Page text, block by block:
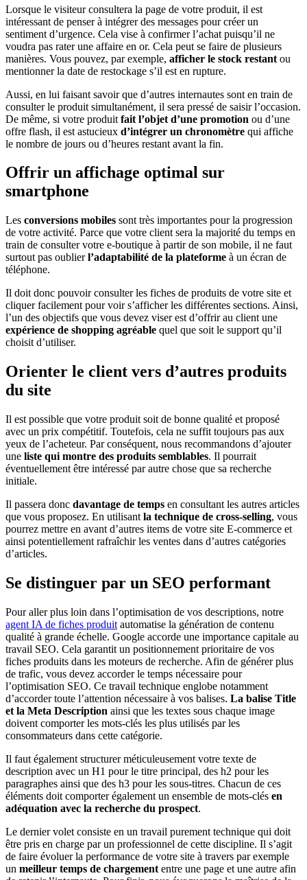
Lorsque le visiteur consultera la page de votre produit, il est
intéressant de penser à intégrer des messages pour créer un
sentiment d’urgence. Cela vise à confirmer l’achat puisqu’il ne
voudra pas rater une affaire en or. Cela peut se faire de plusieurs
manières. Vous pouvez, par exemple, afficher le stock restant ou
mentionner la date de restockage s’il est en rupture.
Aussi, en lui faisant savoir que d’autres internautes sont en train de
consulter le produit simultanément, il sera pressé de saisir l’occasion.
De même, si votre produit fait l’objet d’une promotion ou d’une
offre flash, il est astucieux d’intégrer un chronomètre qui affiche
le nombre de jours ou d’heures restant avant la fin.
Offrir un affichage optimal sur
smartphone
Les conversions mobiles sont très importantes pour la progression
de votre activité. Parce que votre client sera la majorité du temps en
train de consulter votre e-boutique à partir de son mobile, il ne faut
surtout pas oublierl’adaptabilité de la plateforme à un écran de
téléphone.
Il doit donc pouvoir consulter les fiches de produits de votre site et
cliquer facilement pour voir s’afficher les différentes sections. Ainsi,
l’un des objectifs que vous devez viser est d’offrir au client une
expérience de shopping agréable quel que soit le support qu’il
choisit d’utiliser.
Orienter le client vers d’autres produits
du site
Il est possible que votre produit soit de bonne qualité et proposé
avec un prix compétitif. Toutefois, cela ne suffit toujours pas aux
yeux de l’acheteur. Par conséquent, nous recommandons d’ajouter
une liste qui montre des produits semblables. Il pourrait
éventuellement être intéressé par autre chose que sa recherche
initiale.
Il passera donc davantage de temps en consultant les autres articles
que vous proposez. En utilisant la technique de cross-selling, vous
pourrez mettre en avant d’autres items de votre site E-commerce et
ainsi potentiellement rafraîchir les ventes dans d’autres catégories
d’articles.
Se distinguer par un SEO performant
Pour aller plus loin dans l’optimisation de vos descriptions, notre
agent IA de fiches produit automatise la génération de contenu
qualité à grande échelle. Google accorde une importance capitale au
travail SEO. Cela garantit un positionnement prioritaire de vos
fiches produits dans les moteurs de recherche. Afin de générer plus
de trafic, vous devez accorder le temps nécessaire pour
l’optimisation SEO. Ce travail technique englobe notamment
d’accorder toute l’attention nécessaire à vos balises. La balise Title
et la Meta Description ainsi que les textes sous chaque image
doivent comporter les mots-clés les plus utilisés par les
consommateurs dans cette catégorie.
Il faut également structurer méticuleusement votre texte de
description avec un H1 pour le titre principal, des h2 pour les
paragraphes ainsi que des h3 pour les sous-titres. Chacun de ces
éléments doit comporter également un ensemble de mots-clés en
adéquation avec la recherche du prospect.
Le dernier volet consiste en un travail purement technique qui doit
être pris en charge par un professionnel de cette discipline. Il s’agit
de faire évoluer la performance de votre site à travers par exemple
un meilleur temps de chargement entre une page et une autre afin